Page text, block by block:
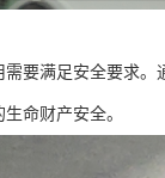
需要满足安全要求
命财产安全。